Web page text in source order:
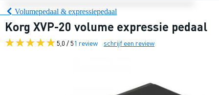
Volumepedaal & expressiepedaal
Korg XVP-20 volume expressie pedaal
5,0 / 51 review schrijf een review